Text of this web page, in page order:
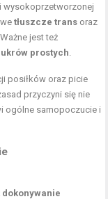
wysokoprzetworzonej
tłuszcze trans oraz
jest też
prostych
posiłków oraz picie
przyczyni się nie
ogólne samopoczucie i